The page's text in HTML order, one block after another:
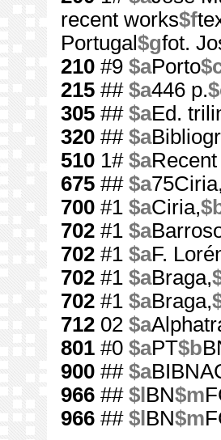
recent works$f
Portugal$gfot.
210#9 $aPorto
215## $a446 p.
305## $aEd.
320## $a
5101# $a
675## $a
700#1 $aCiria,
702#1 $a
702#1 $aF.
702#1 $aBraga,
702#1 $aBraga,
71202 $a
801#0 $aPT$b
900## $a
966## $l BN$m
966## $l BN$m